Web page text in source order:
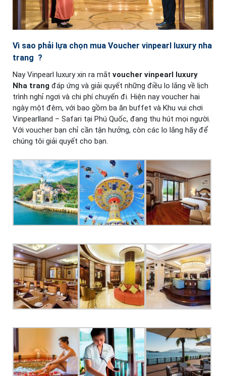
Vì sao phải lựa chọn mua Voucher vinpearl luxury nha
trang ?
Nay Vinpearl luxury xin ra mắt voucher vinpearl luxury
Nha trang đáp ứng và giải quyết những điều lo lắng về lịch
trình nghỉ ngơi và chi phí chuyến đi. Hiện nay voucher hai
ngày một đêm, với bao gồm ba ăn buffet và Khu vui chơi
Vinpearlland – Safari tại Phú Quốc, đang thu hút mọi người.
Với voucher bạn chỉ cần tận hưởng, còn các lo lắng hãy để
chúng tôi giải quyết cho bạn.